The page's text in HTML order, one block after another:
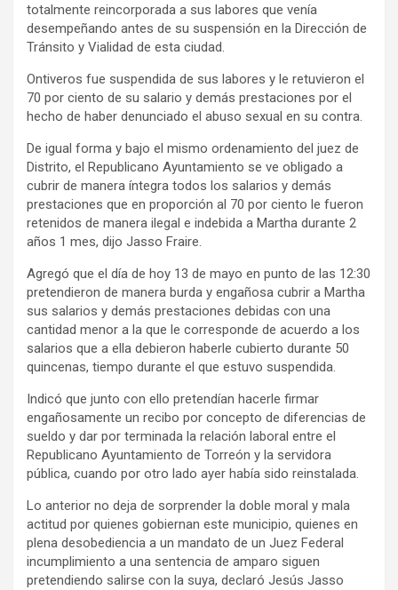
totalmente reincorporada a sus labores que venía
desempeñando antes de su suspensión en la Dirección de
Tránsito y Vialidad de esta ciudad.
Ontiveros fue suspendida de sus labores y le retuvieron el
70 por ciento de su salario y demás prestaciones por el
hecho de haber denunciado el abuso sexual en su contra.
De igual forma y bajo el mismo ordenamiento del juez de
Distrito, el Republicano Ayuntamiento se ve obligado a
cubrir de manera íntegra todos los salarios y demás
prestaciones que en proporción al 70 por ciento le fueron
retenidos de manera ilegal e indebida a Martha durante 2
años 1 mes, dijo Jasso Fraire.
Agregó que el día de hoy 13 de mayo en punto de las 12:30
pretendieron de manera burda y engañosa cubrir a Martha
sus salarios y demás prestaciones debidas con una
cantidad menor a la que le corresponde de acuerdo a los
salarios que a ella debieron haberle cubierto durante 50
quincenas, tiempo durante el que estuvo suspendida.
Indicó que junto con ello pretendían hacerle firmar
engañosamente un recibo por concepto de diferencias de
sueldo y dar por terminada la relación laboral entre el
Republicano Ayuntamiento de Torreón y la servidora
pública, cuando por otro lado ayer había sido reinstalada.
Lo anterior no deja de sorprender la doble moral y mala
actitud por quienes gobiernan este municipio, quienes en
plena desobediencia a un mandato de un Juez Federal
incumplimiento a una sentencia de amparo siguen
pretendiendo salirse con la suya, declaró Jesús Jasso